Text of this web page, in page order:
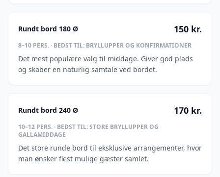
Rundt bord 180 Ø 150 kr.
8–10 PERS. · BEDST TIL: BRYLLUPPER OG KONFIRMATIONER
Det mest populære valg til middage. Giver god plads
og skaber en naturlig samtale ved bordet.
Rundt bord 240 Ø 170 kr.
10–12 PERS. · BEDST TIL:STORE BRYLLUPPER OG
GALLAMIDDAGE
Det store runde bord til eksklusive arrangementer, hvor
man ønsker flest mulige gæster samlet.